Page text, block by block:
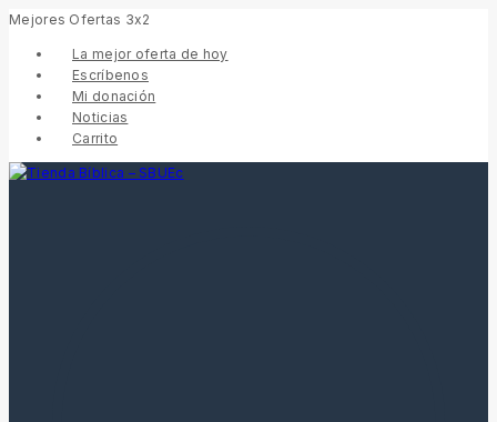
Mejores Ofertas 3x2
La mejor oferta de hoy
Escríbenos
Mi donación
Noticias
Carrito